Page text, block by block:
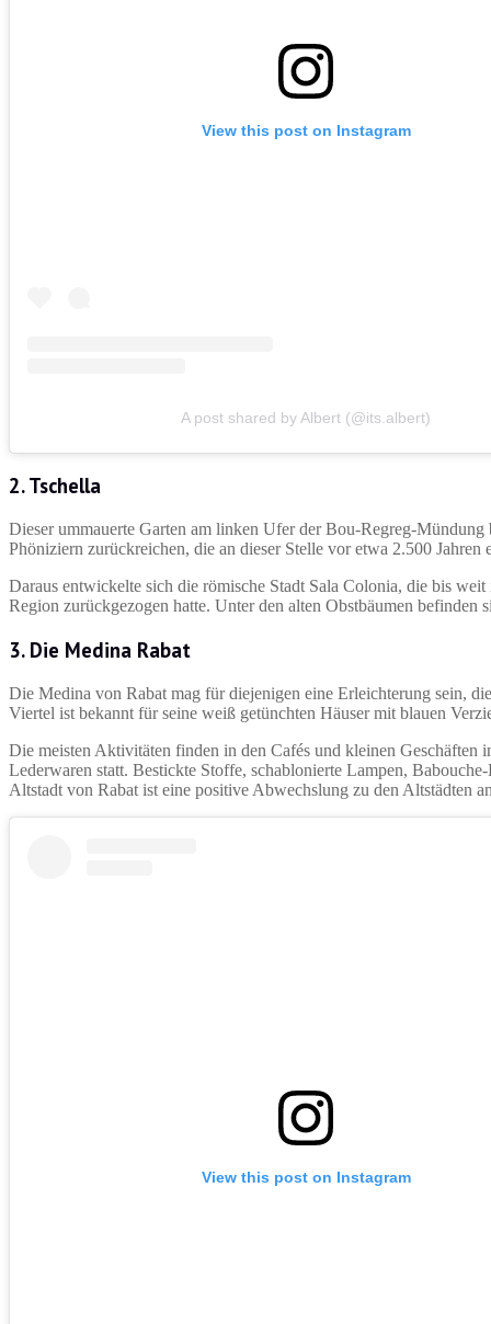
View this post on Instagram
A post shared by Albert (@its.albert)
2. Tschella
Dieser ummauerte Garten am linken Ufer der Bou-Regreg-
Phöniziern zurückreichen, die an dieser Stelle vor etwa 2.500 Jahren
Daraus entwickelte sich die römische Stadt Sala Colonia, die bis
Region zurückgezogen hatte. Unter den alten Obstbäumen
3. Die Medina Rabat
Die Medina von Rabat mag für diejenigen eine Erleichterung sein,
Viertel ist bekannt für seine weiß getünchten Häuser mit blauen
Die meisten Aktivitäten finden in den Cafés und kleinen Geschäften
Lederwaren statt. Bestickte Stoffe, schablonierte Lampen,
Altstadt von Rabat ist eine positive Abwechslung zu den Altstädten
View this post on Instagram